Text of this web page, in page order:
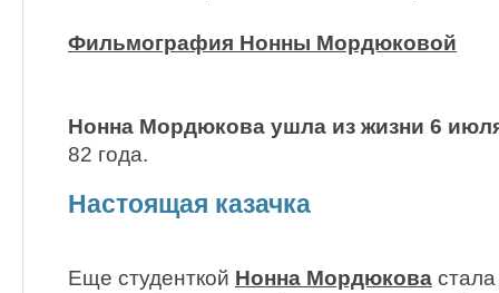
Фильмография Нонны Мордюковой
Нонна Мордюкова ушла из жизни 6
82 года.
Настоящая казачка
Еще студенткой Нонна Мордюкова